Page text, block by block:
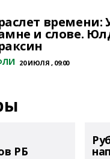
времени:
и слове.
20 ИЮЛЯ , 09:00
РБ